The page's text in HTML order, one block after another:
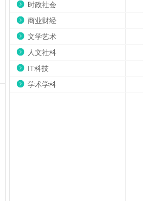
时政社会
商业财经
文学艺术
人文社科
IT科技
学术学科